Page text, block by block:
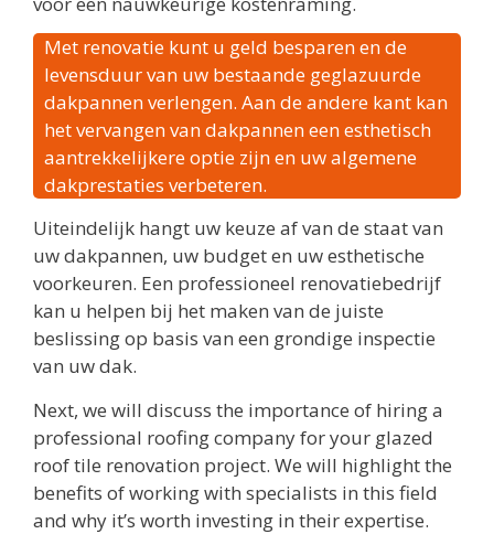
Met renovatie kunt u geld besparen en de
levensduur van uw bestaande geglazuurde
dakpannen verlengen. Aan de andere kant kan
het vervangen van dakpannen een esthetisch
aantrekkelijkere optie zijn en uw algemene
dakprestaties verbeteren.
Uiteindelijk hangt uw keuze af van de staat van
uw dakpannen, uw budget en uw esthetische
voorkeuren. Een professioneel renovatiebedrijf
kan u helpen bij het maken van de juiste
beslissing op basis van een grondige inspectie
van uw dak.
Next, we will discuss the importance of hiring a
professional roofing company for your glazed
roof tile renovation project. We will highlight the
benefits of working with specialists in this field
and why it’s worth investing in their expertise.